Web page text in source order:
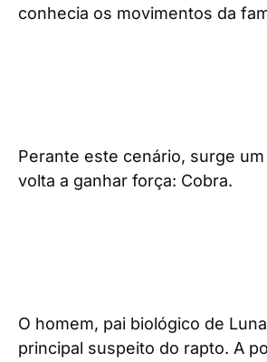
conhecia os movimentos da
Perante este cenário, surge
volta a ganhar força: Cobra.
O homem, pai biológico de
principal suspeito do rapto. A